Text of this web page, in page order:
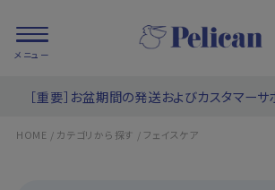
［重要］お盆期間の発送およびカスタマーサ
HOME / カテゴリから探す / フェイスケア